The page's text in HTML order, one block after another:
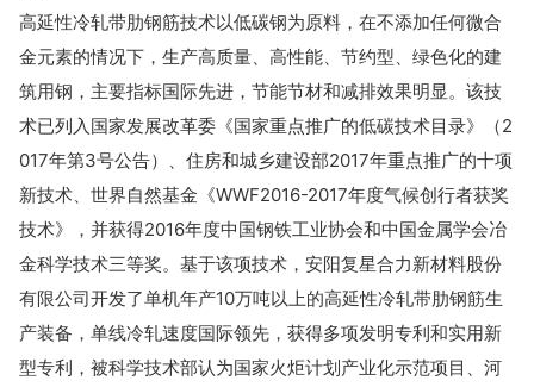
高延性冷轧带肋钢筋技术以低碳钢为原料，在不添加任何微合
金元素的情况下，生产高质量、高性能、节约型、绿色化的建
筑用钢，主要指标国际先进，节能节材和减排效果明显。 该技
术已列入国家发展改革委《国家重点推广的低碳技术目录》（2
017年第3号公告）、住房和城乡建设部2017年重点推广的十项
新技术、世界自然基金《WWF2016-2017年度气候创行者获奖
技术》，并获得2016年度中国钢铁工业协会和中国金属学会冶
金科学技术三等奖。基于该项技术，安阳复星合力新材料股份
有限公司开发了单机年产10万吨以上的高延性冷轧带肋钢筋生
产装备，单线冷轧速度国际领先，获得多项发明专利和实用新
型专利，被科学技术部认为国家火炬计划产业化示范项目、河